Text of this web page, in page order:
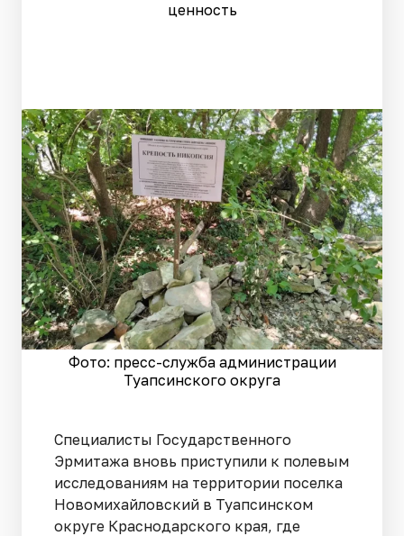
ценность
Фото: пресс-служба администрации
Туапсинского округа
Специалисты Государственного
Эрмитажа вновь приступили к полевым
исследованиям на территории поселка
Новомихайловский в Туапсинском
округе Краснодарского края, где